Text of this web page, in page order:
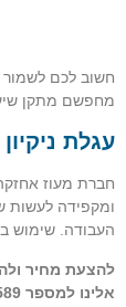
חשוב לכם לשמור
מחפשם מתקן
עגלת
חברת מעוז
ומקפידה לעשות
העבודה. שימוש
להצעת מחיר
אלינו למספר